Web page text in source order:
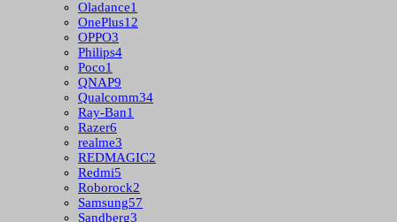
Oladance1
OnePlus12
OPPO3
Philips4
Poco1
QNAP9
Qualcomm34
Ray-Ban1
Razer6
realme3
REDMAGIC2
Redmi5
Roborock2
Samsung57
Sandberg3